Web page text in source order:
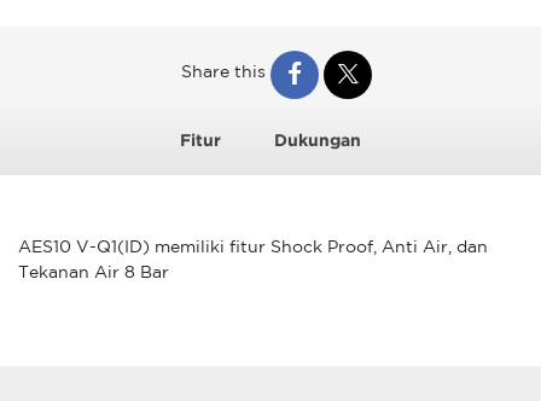
Fitur Dukungan
Share this
AES10 V-Q1(ID) memiliki fitur Shock Proof, Anti Air, dan
Tekanan Air 8 Bar